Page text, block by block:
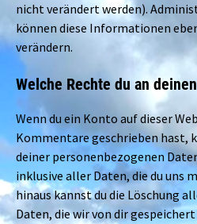
nicht verändert werden).
können diese Informationen
verändern.
Welche Rechte du an
Wenn du ein Konto auf dieser
Kommentare geschrieben hast,
deiner personenbezogenen
inklusive aller Daten, die du uns
hinaus kannst du die Löschung
Daten, die wir von dir